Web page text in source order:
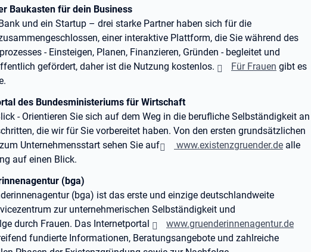
Baukasten für dein Business
und ein Startup – drei starke Partner haben sich für die
einer interaktive Plattform, die Sie während des
- Einsteigen, Planen, Finanzieren, Gründen - begleitet und
gefördert, daher ist die Nutzung kostenlos.
Für Frauen gibt es
des Bundesministeriums für Wirtschaft
- Orientieren Sie sich auf dem Weg in die berufliche Selbständigkeit an
die wir für Sie vorbereitet haben. Von den ersten grundsätzlichen
Unternehmensstart sehen Sie auf
www.existenzgruender.de alle
auf einen Blick.
(bga)
(bga) ist das erste und einzige deutschlandweite
zur unternehmerischen Selbständigkeit und
durch Frauen. Das Internetportal
www.gruenderinnenagentur.de
fundierte Informationen, Beratungsangebote und zahlreiche